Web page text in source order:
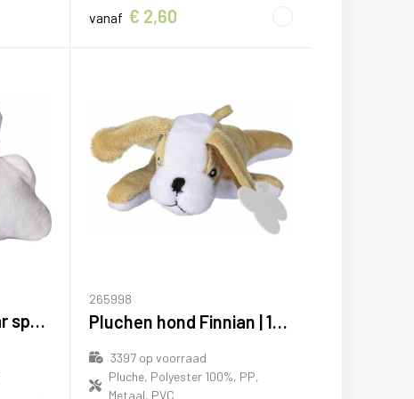
vanaf € 2,60
Pluchen omkeerbaar speeltje Isla | Wolkvorm
265998
Pluchen hond Finnian | 19 cm
3397 op voorraad
Pluche, Polyester 100%, PP,
Metaal, PVC